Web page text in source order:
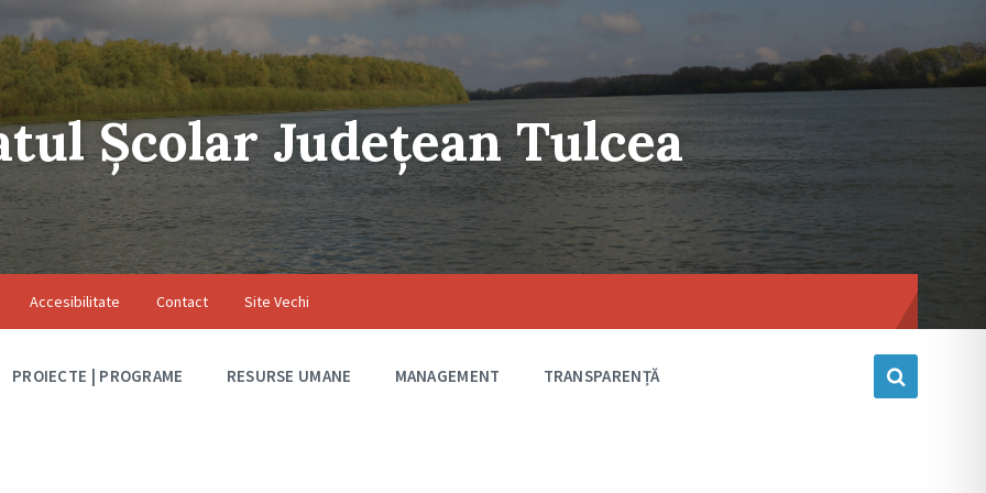
Școlar Județean Tulcea
Accesibilitate Contact Site Vechi
PROIECTE | PROGRAME RESURSE UMANE MANAGEMENT TRANSPARENȚĂ